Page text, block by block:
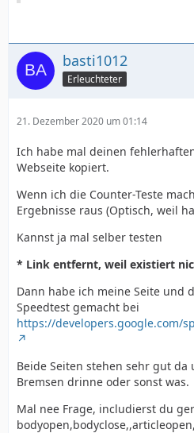
basti1012
Erleuchteter
21. Dezember 2020 um 01:14
Ich habe mal deinen
Webseite kopiert.
Wenn ich die Counter-Teste
Ergebnisse raus (Optisch, weil
Kannst ja mal selber testen
* Link entfernt, weil existiert
Dann habe ich meine Seite und
Speedtest gemacht bei
https://developers.google.com/
Beide Seiten stehen sehr gut
Bremsen drinne oder sonst was.
Mal nee Frage, includierst du